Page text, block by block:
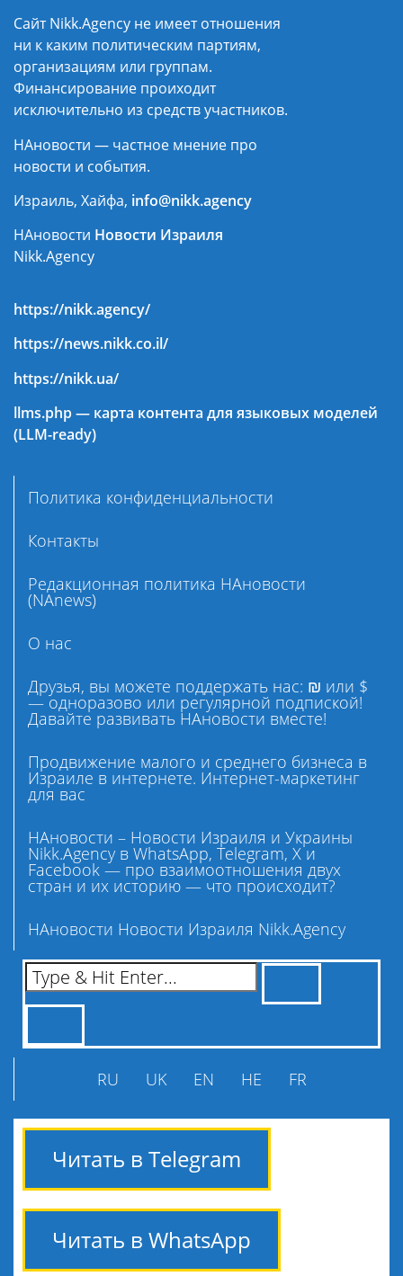
Сайт Nikk.Agency не имеет отношения
ни к каким политическим партиям,
организациям или группам.
Финансирование проиходит
исключительно из средств участников.
НАновости — частное мнение про
новости и события.
Израиль, Хайфа, info@nikk.agency
НАновости Новости Израиля
Nikk.Agency
https://nikk.agency/
https://news.nikk.co.il/
https://nikk.ua/
llms.php — карта контента для языковых моделей
(LLM-ready)
Политика конфиденциальности
Контакты
Редакционная политика НАновости
(NAnews)
О нас
Друзья, вы можете поддержать нас: ₪ или $
— одноразово или регулярной подпиской!
Давайте развивать НАновости вместе!
Продвижение малого и среднего бизнеса в
Израиле в интернете. Интернет-маркетинг
для вас
НАновости – Новости Израиля и Украины
Nikk.Agency в WhatsApp, Telegram, X и
Facebook — про взаимоотношения двух
стран и их историю — что происходит?
НАновости Новости Израиля Nikk.Agency
RU UK EN HE FR
Читать в Telegram
Читать в WhatsApp